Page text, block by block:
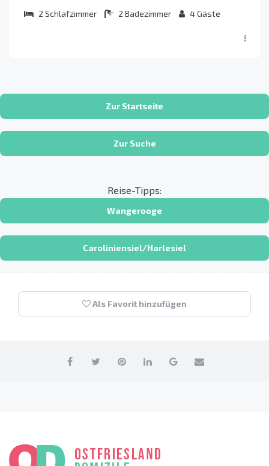
2 Schlafzimmer 2 Badezimmer 4Gäste
Zur Startseite
Zur Suche
Reise-Tipps:
Wangerooge
Caroliniensiel/Harlesiel
Als Favorit hinzufügen